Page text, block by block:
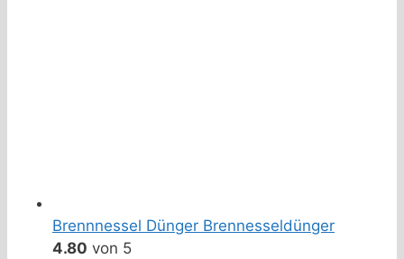
Brennnessel Dünger Brennesseldünger
4.80 von 5